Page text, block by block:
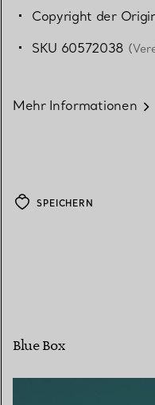
Copyright der
SKU 60572038
Mehr Informationen
SPEICHERN
Blue Box